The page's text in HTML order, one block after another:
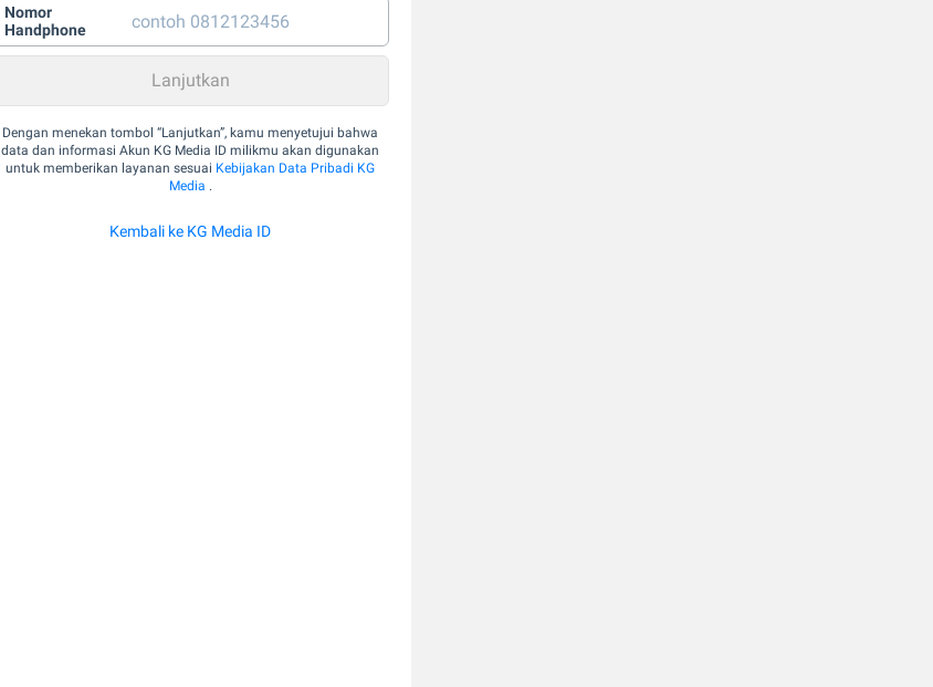
Nomor
Handphone
Dengan menekan tombol “Lanjutkan”, kamu menyetujui bahwa
data dan informasi Akun KG Media ID milikmu akan digunakan
untuk memberikan layanan sesuai Kebijakan Data Pribadi KG
Media .
Kembali ke KG Media ID